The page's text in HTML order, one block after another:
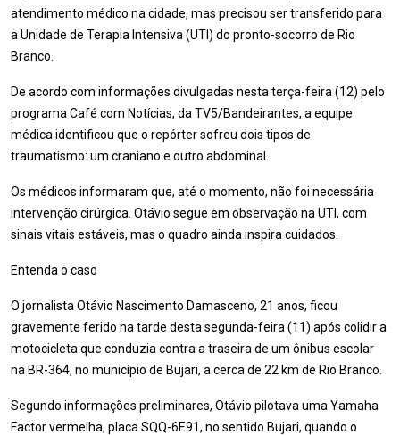
atendimento médico na cidade, mas precisou ser transferido para
a Unidade de Terapia Intensiva (UTI) do pronto-socorro de Rio
Branco.
De acordo com informações divulgadas nesta terça-feira (12) pelo
programa Café com Notícias, da TV5/Bandeirantes, a equipe
médica identificou que o repórter sofreu dois tipos de
traumatismo: um craniano e outro abdominal.
Os médicos informaram que, até o momento, não foi necessária
intervenção cirúrgica. Otávio segue em observação na UTI, com
sinais vitais estáveis, mas o quadro ainda inspira cuidados.
Entenda o caso
O jornalista Otávio Nascimento Damasceno, 21 anos, ficou
gravemente ferido na tarde desta segunda-feira (11) após colidir a
motocicleta que conduzia contra a traseira de um ônibus escolar
na BR-364, no município de Bujari, a cerca de 22 km de Rio Branco.
Segundo informações preliminares, Otávio pilotava uma Yamaha
Factor vermelha, placa SQQ-6E91, no sentido Bujari, quando o